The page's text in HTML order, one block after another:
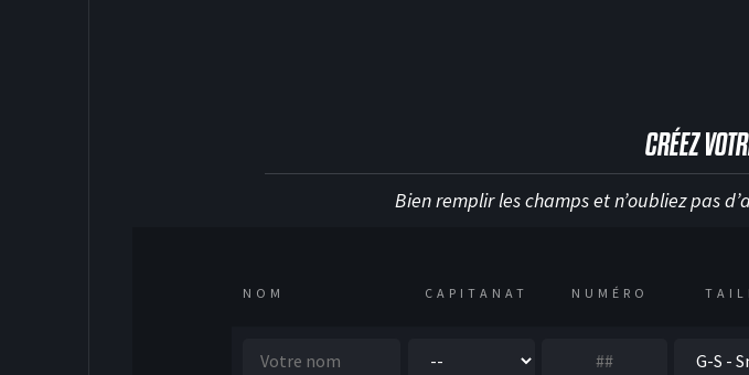
CRÉEZ
Bien remplir les champs et n’oubliez pas
NOM CAPITANAT NUMÉRO